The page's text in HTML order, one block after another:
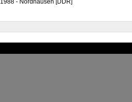
- Nordhausen [DDR]